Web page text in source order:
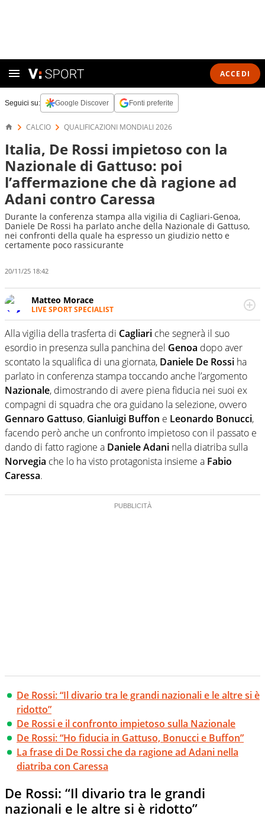
ACCEDI
Seguici su: Google Discover Fonti preferite
CALCIO QUALIFICAZIONI MONDIALI 2026
Italia, De Rossi impietoso con la
Nazionale di Gattuso: poi
l’affermazione che dà ragione ad
Adani contro Caressa
Durante la conferenza stampa alla vigilia di Cagliari-Genoa,
Daniele De Rossi ha parlato anche della Nazionale di Gattuso,
nei confronti della quale ha espresso un giudizio netto e
certamente poco rassicurante
20/11/25 18:42
Matteo Morace
LIVE SPORT SPECIALIST
La multimedialità quale approccio personale e
professionale. Ama raccontare lo sport focalizzando ogni
attenzione sul tempo reale: la verità della dirette non
sono opinioni ma fatti
Alla vigilia della trasferta di Cagliari che segnerà il suo
esordio in presenza sulla panchina del Genoa dopo aver
scontato la squalifica di una giornata, Daniele De Rossi ha
parlato in conferenza stampa toccando anche l’argomento
Nazionale, dimostrando di avere piena fiducia nei suoi ex
compagni di squadra che ora guidano la selezione, ovvero
Gennaro Gattuso, Gianluigi Buffon e Leonardo Bonucci,
facendo però anche un confronto impietoso con il passato e
dando di fatto ragione a Daniele Adani nella diatriba sulla
Norvegia che lo ha visto protagonista insieme a Fabio
Caressa.
De Rossi: “Il divario tra le grandi nazionali e le altre si è
ridotto”
De Rossi e il confronto impietoso sulla Nazionale
De Rossi: “Ho fiducia in Gattuso, Bonucci e Buffon”
La frase di De Rossi che da ragione ad Adani nella
diatriba con Caressa
De Rossi: “Il divario tra le grandi
nazionali e le altre si è ridotto”